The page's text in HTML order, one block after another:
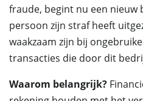
fraude, begint nu een nieuw
persoon zijn straf heeft
waakzaam zijn bij
transacties die door dit
Waarom belangrijk?